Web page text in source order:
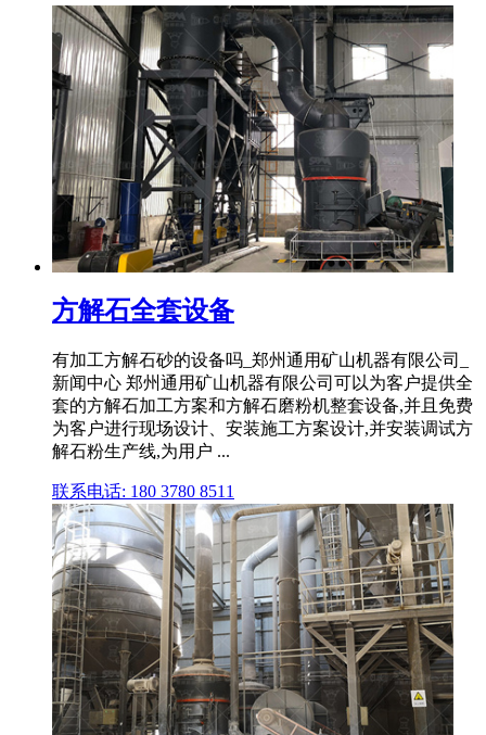
方解石全套设备
有加工方解石砂的设备吗_郑州通用矿山机器有限公司_
新闻中心 郑州通用矿山机器有限公司可以为客户提供全
套的方解石加工方案和方解石磨粉机整套设备,并且免费
为客户进行现场设计、安装施工方案设计,并安装调试方
解石粉生产线,为用户 ...
联系电话: 180 3780 8511